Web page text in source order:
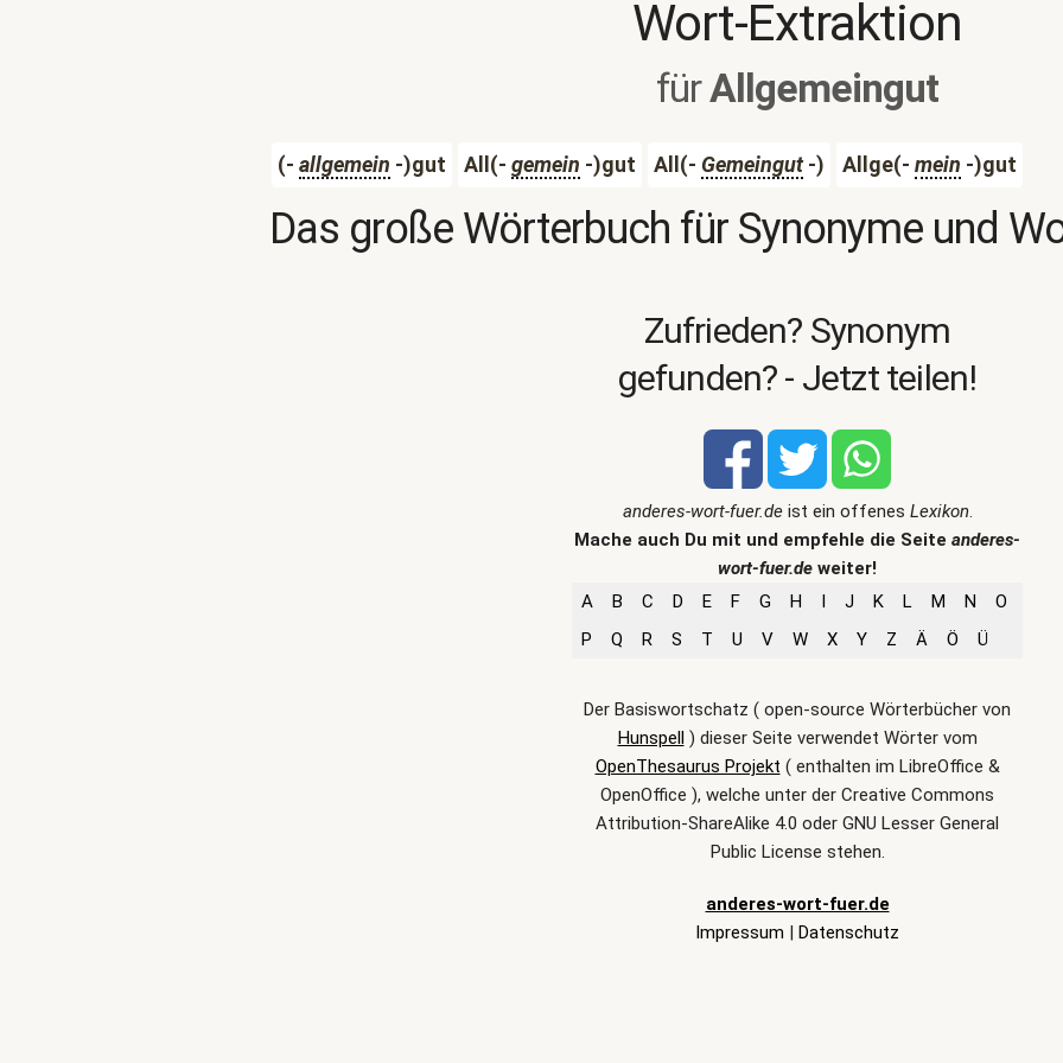
Wort-Extraktion
fürAllgemeingut
(- allgemein -)gut All(- gemein -)gut All(- Gemeingut-) Allge(- mein -)gut
Das große Wörterbuch für Synonyme und
Zufrieden? Synonym
gefunden? - Jetzt teilen!
anderes-wort-fuer.deist ein offenes Lexikon.
Mache auch Du mit und empfehle die Seite anderes-
wort-fuer.de weiter!
A
B C D E F G H I J K L M N
O
P
Q R S T U V W X Y Z Ä Ö Ü
Der Basiswortschatz ( open-source Wörterbücher von
Hunspell) dieser Seite verwendet Wörter vom
OpenThesaurus Projekt ( enthalten im LibreOffice &
OpenOffice ), welche unter der Creative Commons
Attribution-ShareAlike 4.0 oder GNU Lesser General
Public License stehen.
anderes-wort-fuer.de
Impressum | Datenschutz